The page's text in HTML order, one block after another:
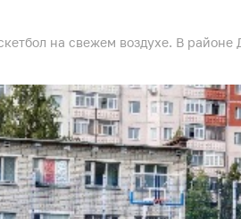
на свежем воздухе. В